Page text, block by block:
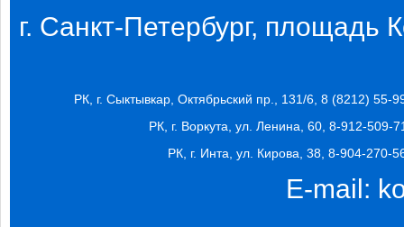
г. Санкт-Петербург, площадь
РК, г. Сыктывкар, Октябрьский пр., 131/6, 8 (8212) 55-
РК, г. Воркута, ул. Ленина, 60, 8-912-509-
РК, г. Инта, ул. Кирова, 38, 8-904-270-
E-mail: